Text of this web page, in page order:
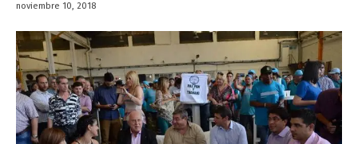
noviembre 10, 2018